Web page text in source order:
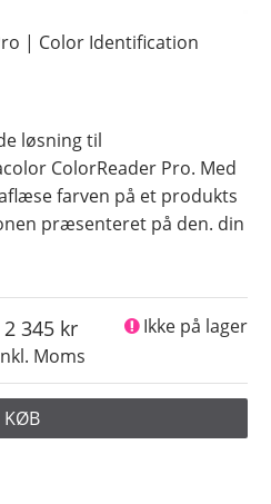
| Color Identification
løsning til
ColorReader Pro. Med
farven på et produkts
præsenteret på den. din
Moms
2 345 Ikke på lager
KØB